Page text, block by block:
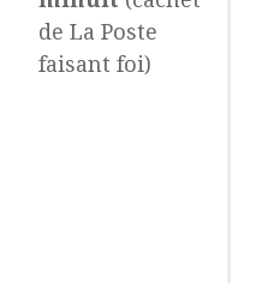
de La Poste
faisant foi)